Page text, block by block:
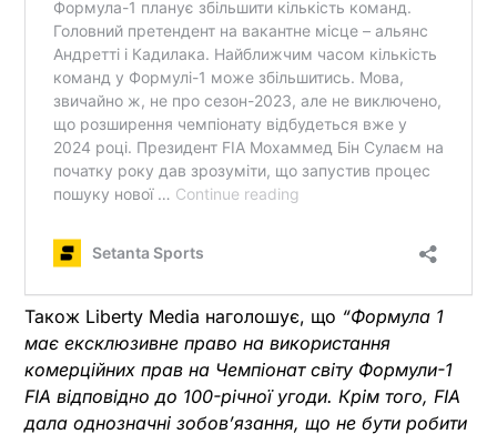
Також Liberty Media наголошує, що “Формула 1
має ексклюзивне право на використання
комерційних прав на Чемпіонат світу Формули-1
FIA відповідно до 100-річної угоди. Крім того, FIA
дала однозначні зобов’язання, що не бути робити